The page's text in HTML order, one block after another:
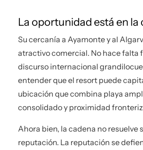
La oportunidad está en la
Su cercanía a Ayamonte y al
atractivo comercial. No hace falta
discurso internacional
entender que el resort puede
ubicación que combina playa
consolidado y proximidad
Ahora bien, la cadena no resuelve
reputación. La reputación se